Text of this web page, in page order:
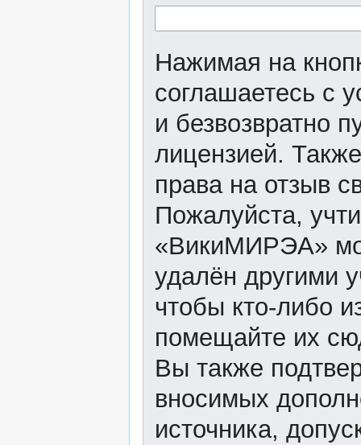
Нажимая на
соглашаетесь с
и безвозвратно
лицензией.
права на отзыв
Пожалуйста,
«ВикиМИРЭА»
удалён другими
чтобы кто-либо
помещайте их
Вы также
вносимых
источника,